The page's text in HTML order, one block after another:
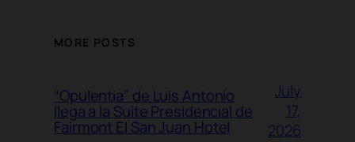
MORE POSTS
“Opulentia” de Luis Antonio
llega a la Suite Presidencial de
Fairmont El San Juan Hotel
July
17,
2026